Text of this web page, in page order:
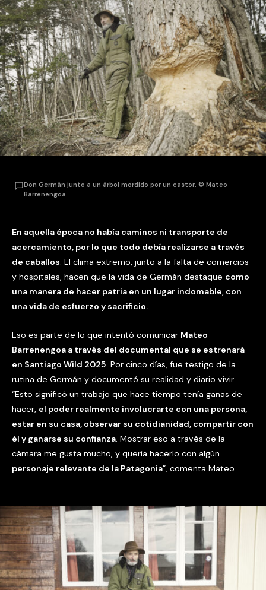
Don Germán junto a un árbol mordido por un castor. © Mateo
Barrenengoa
En aquella época no había caminos ni transporte de
acercamiento, por lo que todo debía realizarse a través
de caballos. El clima extremo, junto a la falta de comercios
y hospitales, hacen que la vida de Germán destaque como
una manera de hacer patria en un lugar indomable, con
una vida de esfuerzo y sacrificio.
Eso es parte de lo que intentó comunicar Mateo
Barrenengoa a través del documental que se estrenará
en Santiago Wild 2025 . Por cinco días, fue testigo de la
rutina de Germán y documentó su realidad y diario vivir.
“Esto significó un trabajo que hace tiempo tenía ganas de
hacer, el poder realmente involucrarte con una persona,
estar en su casa, observar su cotidianidad, compartir con
él y ganarse su confianza . Mostrar eso a través de la
cámara me gusta mucho, y quería hacerlo con algún
personaje relevante de la Patagonia”, comenta Mateo.